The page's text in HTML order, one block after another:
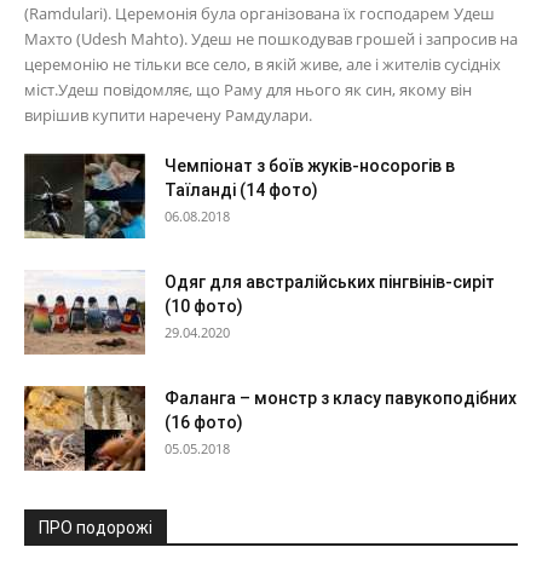
(Ramdulari). Церемонія була організована їх господарем Удеш
Махто (Udesh Mahto). Удеш не пошкодував грошей і запросив на
церемонію не тільки все село, в якій живе, але і жителів сусідніх
міст.Удеш повідомляє, що Раму для нього як син, якому він
вирішив купити наречену Рамдулари.
Чемпіонат з боїв жуків-носорогів в
Таїланді (14 фото)
06.08.2018
Одяг для австралійських пінгвінів-сиріт
(10 фото)
29.04.2020
Фаланга – монстр з класу павукоподібних
(16 фото)
05.05.2018
ПРО подорожі